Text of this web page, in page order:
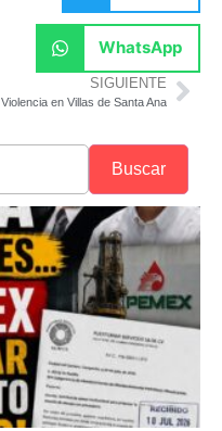
WhatsApp
SIGUIENTE
Violencia en Villas de Santa Ana
Buscar